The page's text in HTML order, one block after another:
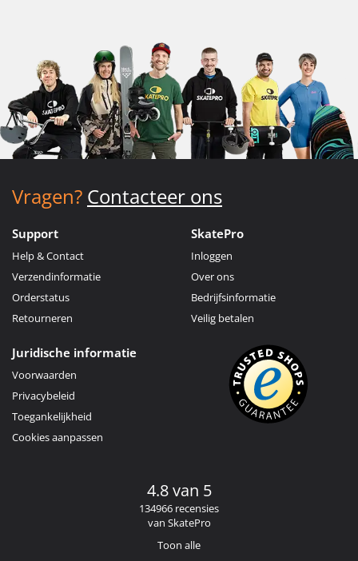
Vragen? Contacteer ons
Support
Help & Contact
Verzendinformatie
Orderstatus
Retourneren
SkatePro
Inloggen
Over ons
Bedrijfsinformatie
Veilig betalen
Juridische informatie
Voorwaarden
Privacybeleid
Toegankelijkheid
Cookies aanpassen
4.8 van 5
134966 recensies
van SkatePro
Toon alle